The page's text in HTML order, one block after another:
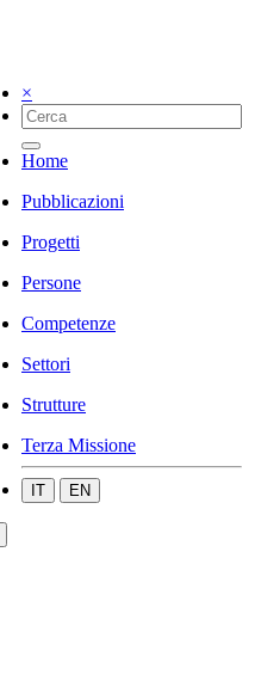
×
Home
Pubblicazioni
Progetti
Persone
Competenze
Settori
Strutture
Terza Missione
IT EN